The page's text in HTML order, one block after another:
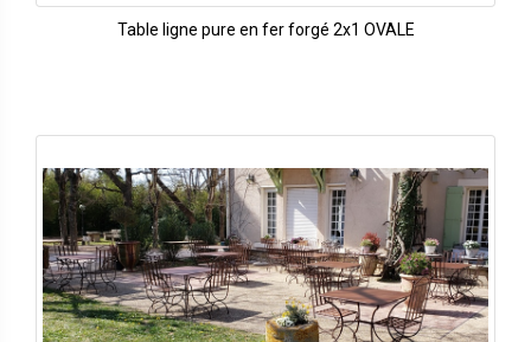
Table ligne pure en fer forgé 2x1 OVALE